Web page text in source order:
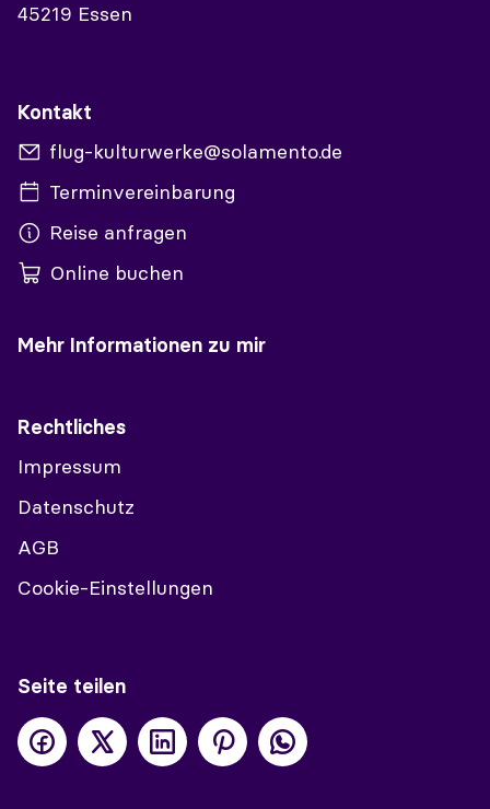
45219 Essen
Kontakt
flug-kulturwerke@solamento.de
Terminvereinbarung
Reise anfragen
Online buchen
Mehr Informationen zu mir
Rechtliches
Impressum
Datenschutz
AGB
Cookie-Einstellungen
Seite teilen